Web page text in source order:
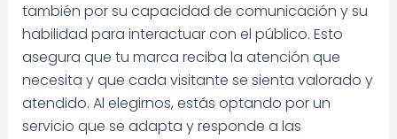
también por su capacidad de comunicación y su
habilidad para interactuar con el público. Esto
asegura que tu marca reciba la atención que
necesita y que cada visitante se sienta valorado y
atendido. Al elegirnos, estás optando por un
servicio que se adapta y responde a las